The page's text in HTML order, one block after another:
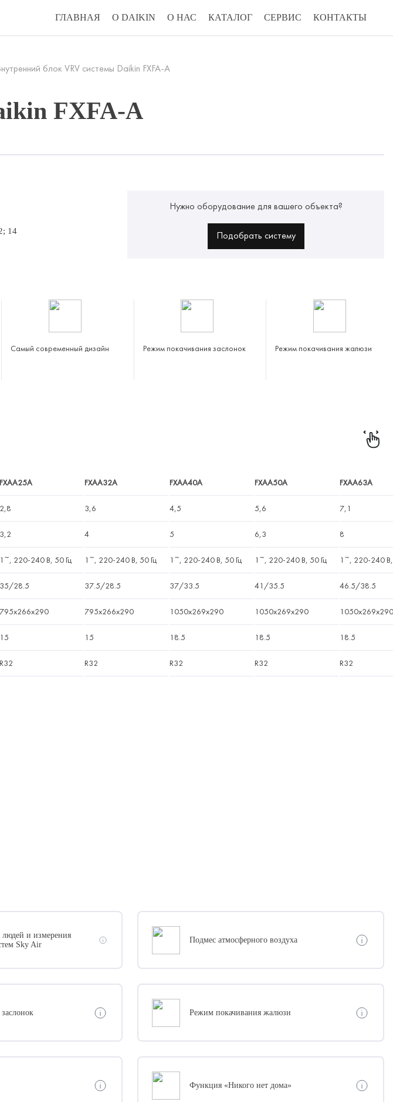
ГЛАВНАЯ О DAIKIN О НАС КАТАЛОГ СЕРВИС КОНТАКТЫ
блок VRV системы Daikin FXFA-A
FXFA-A
14
Нужно оборудование для вашего объекта?
Подобрать систему
Самый современный дизайн Режим покачивания заслонок Режим покачивания жалюзи
FXAA25A FXAA32A FXAA40A FXAA50A FXAA63A
2,8 3,6 4,5 5,6 7,1
3,2 4 5 6,3 8
1~, 220-240 В, 50 Гц 1~, 220-240 В, 50 Гц 1~, 220-240 В, 50 Гц 1~, 220-240 В, 50 Гц 1~, 220-240 В,
35/28.5 37.5/28.5 37/33.5 41/35.5 46.5/38.5
795x266x290 795x266x290 1050x269x290 1050x269x290 1050x269x290
15 15 18.5 18.5 18.5
R32 R32 R32 R32 R32
людей и измерения
Sky Air
Подмес атмосферного воздуха
Режим покачивания жалюзи
Функция «Никого нет дома»